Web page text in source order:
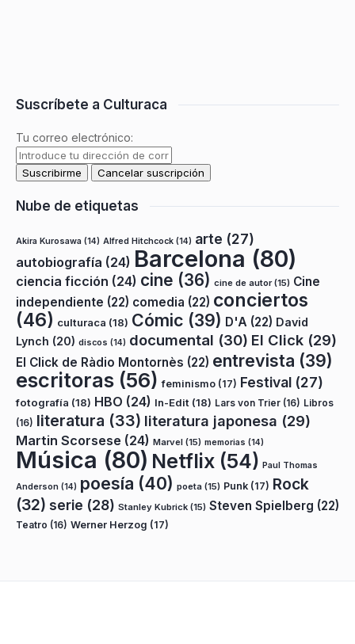
Suscríbete a Culturaca
Tu correo electrónico:
Nube de etiquetas
Akira Kurosawa (14) Alfred Hitchcock (14) arte (27)
autobiografía (24) Barcelona (80)
ciencia ficción (24) cine (36) cine de autor(15) Cine
independiente (22) comedia (22) conciertos
(46) culturaca (18) Cómic (39) D'A (22) David
Lynch (20) discos (14) documental (30) El Click (29)
El Click de Ràdio Montornès (22) entrevista (39)
escritoras (56) feminismo (17) Festival (27)
fotografía (18) HBO (24) In-Edit (18) Lars von Trier (16) Libros
(16) literatura (33) literatura japonesa (29)
Martin Scorsese (24) Marvel (15) memorias (14)
Música (80) Netflix (54) Paul Thomas
Anderson (14) poesía (40) poeta (15) Punk (17) Rock
(32) serie (28) Stanley Kubrick (15) Steven Spielberg (22)
Teatro (16) Werner Herzog (17)